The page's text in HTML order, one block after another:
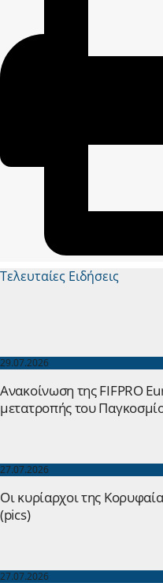
Τελευταίες Ειδήσεις
29.07.2026
Ανακοίνωση της FIFPRO
μετατροπής του
27.07.2026
Οι κυρίαρχοι της
(pics)
27.07.2026